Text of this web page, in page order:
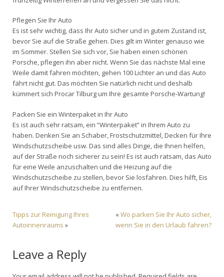
Pflegen Sie Ihr Auto
Es ist sehr wichtig, dass Ihr Auto sicher und in gutem Zustand ist,
bevor Sie auf die Straße gehen. Dies gilt im Winter genauso wie
im Sommer. Stellen Sie sich vor, Sie haben einen schönen
Porsche, pflegen ihn aber nicht. Wenn Sie das nächste Mal eine
Weile damit fahren möchten, gehen 100 Lichter an und das Auto
fährt nicht gut. Das möchten Sie natürlich nicht und deshalb
kümmert sich Procar Tilburg um Ihre gesamte Porsche-Wartung!
Packen Sie ein Winterpaket in Ihr Auto
Es ist auch sehr ratsam, ein “Winterpaket” in Ihrem Auto zu
haben. Denken Sie an Schaber, Frostschutzmittel, Decken für Ihre
Windschutzscheibe usw. Das sind alles Dinge, die Ihnen helfen,
auf der Straße noch sicherer zu sein! Es ist auch ratsam, das Auto
für eine Weile anzuschalten und die Heizung auf die
Windschutzscheibe zu stellen, bevor Sie losfahren. Dies hilft, Eis
auf Ihrer Windschutzscheibe zu entfernen.
Tipps zur Reinigung Ihres
Autoinnenraums »
«Wo parken Sie Ihr Auto sicher,
wenn Sie in den Urlaub fahren?
Leave a Reply